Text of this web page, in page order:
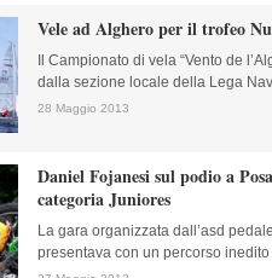
Vele ad Alghero per il trofeo
Il Campionato di vela “Vento de
dalla sezione locale della Lega
28 Maggio 2013
Daniel Fojanesi sul podio a
categoria Juniores
La gara organizzata dall’asd
presentava con un percorso inedito